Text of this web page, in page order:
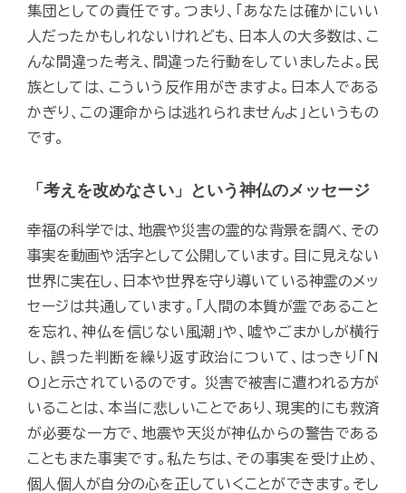
集団としての責任です。つまり、「あなたは確かにいい
人だったかもしれないけれども、日本人の大多数は、こ
んな間違った考え、間違った行動をしていましたよ。民
族としては、こういう反作用がきますよ。日本人である
かぎり、この運命からは逃れられませんよ」というもの
です。
「考えを改めなさい」という神仏のメッセージ
幸福の科学では、地震や災害の霊的な背景を調べ、その
事実を動画や活字として公開しています。目に見えない
世界に実在し、日本や世界を守り導いている神霊のメッ
セージは共通しています。「人間の本質が霊であること
を忘れ、神仏を信じない風潮」や、嘘やごまかしが横行
し、誤った判断を繰り返す政治について、はっきり「N
O」と示されているのです。 災害で被害に遭われる方が
いることは、本当に悲しいことであり、現実的にも救済
が必要な一方で、地震や天災が神仏からの警告である
こともまた事実です。私たちは、その事実を受け止め、
個人個人が自分の心を正していくことができます。そし